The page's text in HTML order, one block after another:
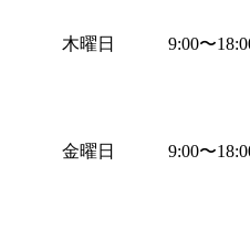
木曜日
金曜日
9:00〜
9:00〜